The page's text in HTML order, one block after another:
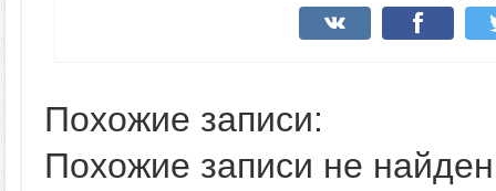
Похожие записи:
Похожие записи не